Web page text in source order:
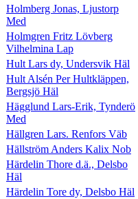
Holmberg Jonas, Ljustorp
Med
Holmgren Fritz Lövberg
Vilhelmina Lap
Hult Lars dy, Undersvik Häl
Hult Alsén Per Hultkläppen,
Bergsjö Häl
Hägglund Lars-Erik, Tynderö
Med
Hällgren Lars. Renfors Väb
Hällström Anders Kalix Nob
Härdelin Thore d.ä., Delsbo
Häl
Härdelin Tore dy, Delsbo Häl